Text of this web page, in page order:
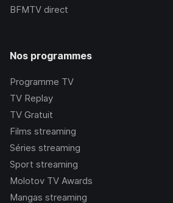
BFMTV direct
Nos programmes
Programme TV
TV Replay
TV Gratuit
Films streaming
Séries streaming
Sport streaming
Molotov TV Awards
Mangas streaming